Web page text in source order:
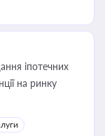
іпотечних
на ринку